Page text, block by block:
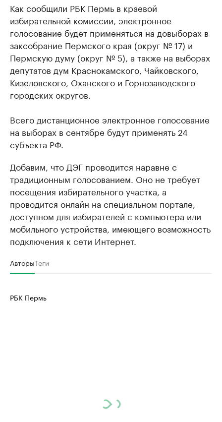
Как сообщили РБК Пермь в краевой
избирательной комиссии, электронное
голосование будет применяться на довыборах в
заксобрание Пермского края (округ № 17) и
Пермскую думу (округ № 5), а также на выборах
депутатов дум Краснокамского, Чайковского,
Кизеловского, Оханского и Горнозаводского
городских округов.
Всего дистанционное электронное голосование
на выборах в сентябре будут применять 24
субъекта РФ.
Добавим, что ДЭГ проводится наравне с
традиционным голосованием. Оно не требует
посещения избирательного участка, а
проводится онлайн на специальном портале,
доступном для избирателей с компьютера или
мобильного устройства, имеющего возможность
подключения к сети Интернет.
АвторыТеги
РБК Пермь